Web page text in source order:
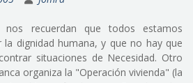
nos recuerdan que todos estamos
dignidad humana, y que no hay que
situaciones de Necesidad. Otro
organiza la "Operación vivienda" (la